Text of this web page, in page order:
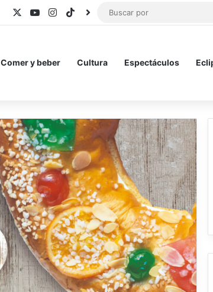
YouTubeInstagram
TikTokBlueSky
Comer y beber Cultura Espectáculos